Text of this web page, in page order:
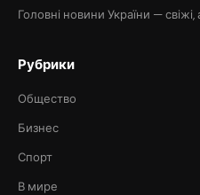
Головні новини України — свіжі,
Рубрики
Общество
Бизнес
Спорт
В мире